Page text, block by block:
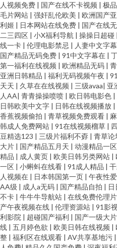
人视频免费 | 国产在线不卡视频 | 极
毛片网站 | 强奸乱伦欧美 | 欧洲国产
利姬 | 日本网站在线免费 | 国产在线
二三四区 | 小X福利导航 | 操操日超碰 |
线一卡 | 伦理电影禁忌 | 人妻中文字
国产精品无码免费 | 91中文字幕在 |
第一福利在线视频 | 欧洲精品无码 |
亚洲日韩精品 | 福利无码视频午夜 |
天天 | 久草在在线视频 | 三级avaa| 亚
人AA| 青青操操喷喷 | 欧日韩电影色 |
日韩欧美中文字 | 日韩在线视频播放 |
香蕉视频偷拍 | 青草视频免费观看 |
韩成人免费网站 | 91在线视频榴草 |
豆精选123 | 三级片福利不孬 | 青草论
大片 | 国产精品五月天 | 动漫精品一区
精品 | 成人黄页 | 欧美日韩另类网站 |
一区 | 小蝌蚪在线看 | 91成人精品 |
人视频在 | 日本韩国第一页 | 午夜性
AA级 | 成人a无码 | 国产精品自拍 |
不卡 | 牛牛牛导航站 | 在线免费伦理片
产午夜视频在线 | 伦理资源站 | 91影
利影院 | 超碰国产福利 | 国产一级大片
线 | 五月婷色欲 | 欧美日韩在线视频 |
整 | 福利区在线观看 | AV共享基地污 |